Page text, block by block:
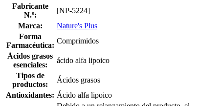
Fabricante
N.º:
[NP-5224]
Marca:
Nature's Plus
Forma
Farmacéutica:
Comprimidos
Ácidos grasos
esenciales:
ácido alfa lipoico
Tipos de
productos:
Ácidos grasos
Antioxidantes: Ácido alfa lipoico